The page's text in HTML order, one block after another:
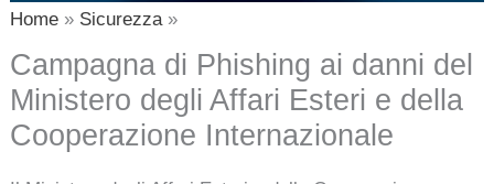
Home Sicurezza
Campagna di Phishing ai danni del
Ministero degli Affari Esteri e della
Cooperazione Internazionale